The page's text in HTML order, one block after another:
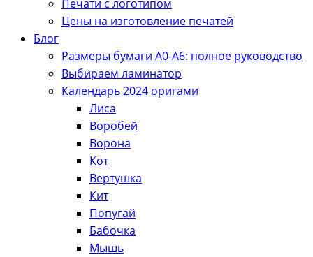
Печати с логотипом
Цены на изготовление печатей
Блог
Размеры бумаги А0-А6: полное руководство
Выбираем ламинатор
Календарь 2024 оригами
Лиса
Воробей
Ворона
Кот
Вертушка
Кит
Попугай
Бабочка
Мышь